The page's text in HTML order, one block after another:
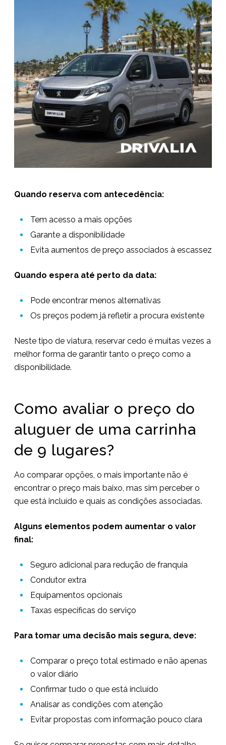
Quando reserva com antecedência:
Tem acesso a mais opções
Garante a disponibilidade
Evita aumentos de preço associados à escassez
Quando espera até perto da data:
Pode encontrar menos alternativas
Os preços podem já refletir a procura existente
Neste tipo de viatura, reservar cedo é muitas vezes a
melhor forma de garantir tanto o preço como a
disponibilidade.
Como avaliar o preço do
aluguer de uma carrinha
de 9 lugares?
Ao comparar opções, o mais importante não é
encontrar o preço mais baixo, mas sim perceber o
que está incluído e quais as condições associadas.
Alguns elementos podem aumentar o valor
final:
Seguro adicional para redução de franquia
Condutor extra
Equipamentos opcionais
Taxas específicas do serviço
Para tomar uma decisão mais segura, deve:
Comparar o preço total estimado e não apenas
o valor diário
Confirmar tudo o que está incluído
Analisar as condições com atenção
Evitar propostas com informação pouco clara